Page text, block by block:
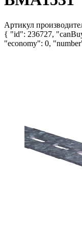
Артикул
{ "id": 236727,
"economy": 0,